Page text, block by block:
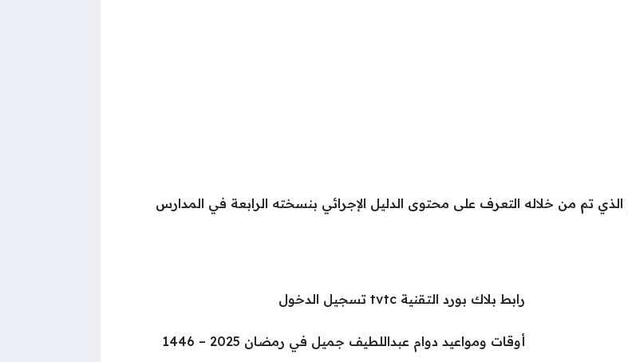
الذي تم من خلاله التعرف على محتوى الدليل الإجرائي بنسخته الرابعة في المدارس
رابط بلاك بورد التقنية tvtc تسجيل الدخول
أوقات ومواعيد دوام عبداللطيف جميل في رمضان 2025 – 1446